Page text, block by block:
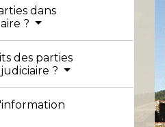
dans
?
des parties
?